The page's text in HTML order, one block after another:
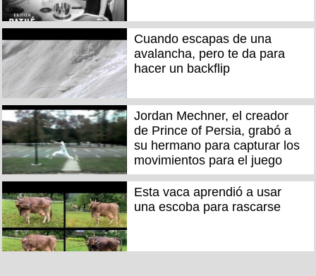
Cuando escapas de una
avalancha, pero te da para
hacer un backflip
Jordan Mechner, el creador
de Prince of Persia, grabó a
su hermano para capturar los
movimientos para el juego
Esta vaca aprendió a usar
una escoba para rascarse